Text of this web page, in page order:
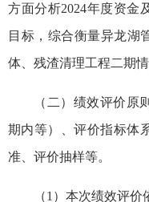
方面分析2024年度资金
目标，综合衡量异龙湖
体、残渣清理工程二期
（二）绩效评价原
期内等）、评价指标体
准、评价抽样等。
（1）本次绩效评价